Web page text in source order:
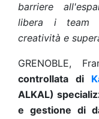
barriere
libera i team
creatività e
GRENOBLE,
controllata di
ALKAL)
e gestione di